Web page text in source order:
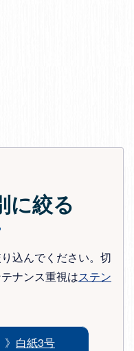
に絞る
込んでください。切
ナンス重視はステン
》 白紙3号